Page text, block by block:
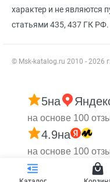
характер и не являются
статьями 435, 437 ГК РФ.
© Msk-katalog.ru 2010 - 2026 г.
5на
на основе 100
4.9на
на основе 100